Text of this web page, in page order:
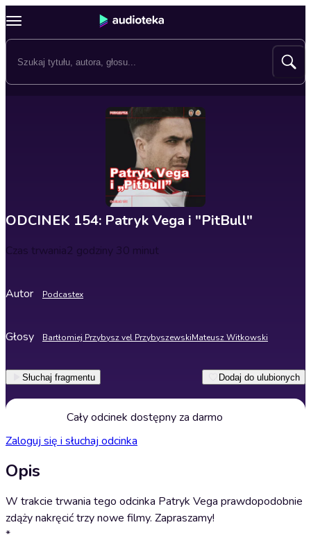
ODCINEK 154: Patryk Vega i "PitBull"
Czas trwania2 godziny 30 minut
Autor Podcastex
Głosy Bartłomiej Przybysz vel PrzybyszewskiMateusz Witkowski
Słuchaj fragmentu Dodaj do ulubionych
Cały odcinek dostępny za darmo
Zaloguj się i słuchaj odcinka
Opis
W trakcie trwania tego odcinka Patryk Vega prawdopodobnie
zdąży nakręcić trzy nowe filmy. Zapraszamy!
*